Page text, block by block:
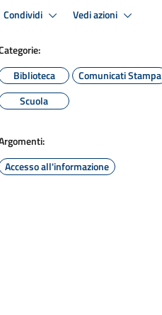
Condividi Vedi azioni
Biblioteca
Comunicati Stampa
Scuola
Accesso all'informazione